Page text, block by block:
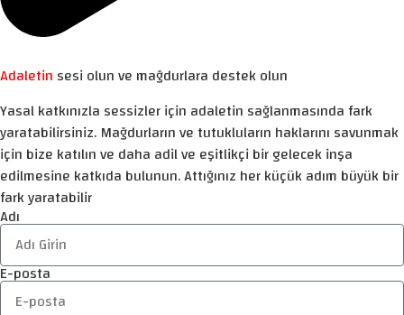
Adaletin sesi olun ve mağdurlara destek olun
Yasal katkınızla sessizler için adaletin sağlanmasında fark
yaratabilirsiniz. Mağdurların ve tutukluların haklarını savunmak
için bize katılın ve daha adil ve eşitlikçi bir gelecek inşa
edilmesine katkıda bulunun. Attığınız her küçük adım büyük bir
fark yaratabilir
Adı
E-posta